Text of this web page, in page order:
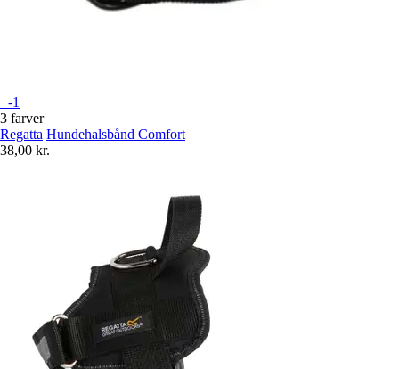
+-1
3 farver
Regatta Hundehalsbånd Comfort
38,00 kr.